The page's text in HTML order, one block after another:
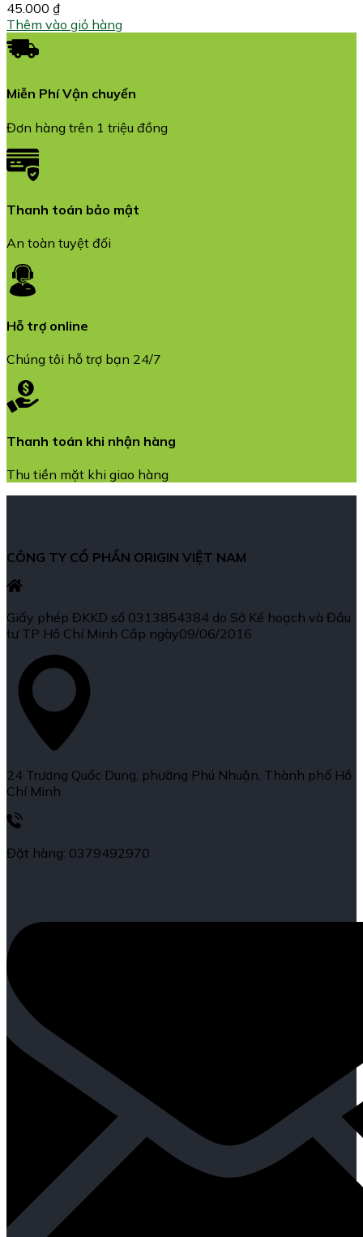
45.000 ₫
Thêm vào giỏ hàng
Miễn Phí Vận chuyển
Đơn hàng trên 1 triệu đồng
Thanh toán bảo mật
An toàn tuyệt đối
Hỗ trợ online
Chúng tôi hỗ trợ bạn 24/7
Thanh toán khi nhận hàng
Thu tiền mặt khi giao hàng
CÔNG TY CỔ PHẦN ORIGIN VIỆT NAM
Giấy phép ĐKKD số 0313854384 do Sở Kế hoạch và Đầu
tư TP Hồ Chí Minh Cấp ngày09/06/2016
24 Trương Quốc Dung, phường Phú Nhuận, Thành phố Hồ
Chí Minh
Đặt hàng: 0379492970